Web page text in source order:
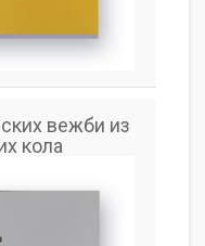
вежби из
кола